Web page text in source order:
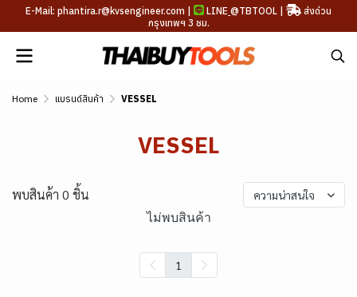
E-Mail: phantira.r@kvsengineer.com | LINE @TBTOOL |
ส่งด่วน
กรุงเทพฯ 3 ชม.
Home แบรนด์สินค้า VESSEL
VESSEL
พบสินค้า 0 ชิ้น ความน่าสนใจ
ไม่พบสินค้า
1